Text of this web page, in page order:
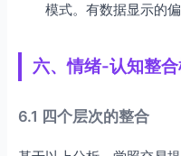
模式。有数据显示的
六、情绪-认知整
6.1 四个层次的整合